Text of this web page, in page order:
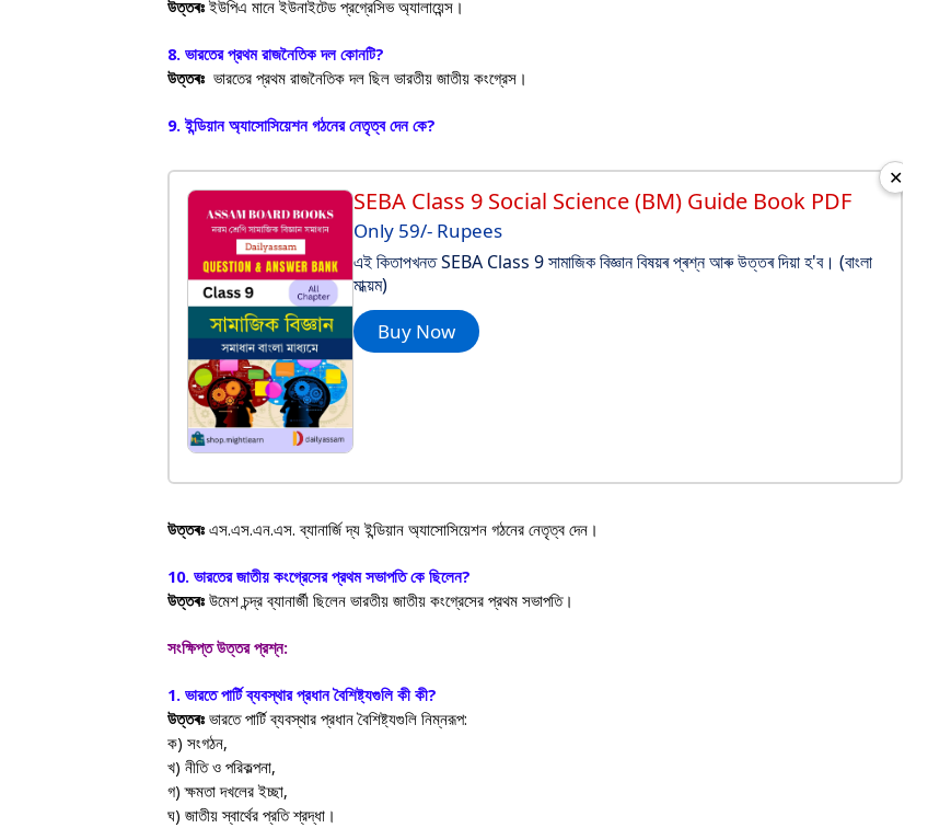
উত্তৰঃ ইউপিএ মানে ইউনাইটেড প্রগ্রেসিভ অ্যালায়েন্স।
8. ভারতের প্রথম রাজনৈতিক দল কোনটি?
উত্তৰঃ ভারতের প্রথম রাজনৈতিক দল ছিল ভারতীয় জাতীয় কংগ্রেস।
9.ইন্ডিয়ান অ্যাসোসিয়েশন গঠনের নেতৃত্ব দেন কে?
SEBA Class 9 Social Science (BM) Guide Book PDF
Only 59/- Rupees
এই কিতাপখনত SEBA Class 9 সামাজিক বিজ্ঞান বিষয়ৰ প্ৰশ্ন আৰু উত্তৰ দিয়া হ'ব। (বাংলা
মাধ্য়ম)
Buy Now
✕
উত্তৰঃ এস.এস.এন.এস. ব্যানার্জি দ্য ইন্ডিয়ান অ্যাসোসিয়েশন গঠনের নেতৃত্ব দেন।
10. ভারতের জাতীয় কংগ্রেসের প্রথম সভাপতি কে ছিলেন?
উত্তৰঃ উমেশ চন্দ্র ব্যানার্জী ছিলেন ভারতীয় জাতীয় কংগ্রেসের প্রথম সভাপতি।
সংক্ষিপ্ত উত্তর প্রশ্ন:
1. ভারতে পার্টি ব্যবস্থার প্রধান বৈশিষ্ট্যগুলি কী কী?
উত্তৰঃ ভারতে পার্টি ব্যবস্থার প্রধান বৈশিষ্ট্যগুলি নিম্নরূপ:
ক) সংগঠন,
খ) নীতি ও পরিকল্পনা,
গ) ক্ষমতা দখলের ইচ্ছা,
ঘ) জাতীয় স্বার্থের প্রতি শ্রদ্ধা।